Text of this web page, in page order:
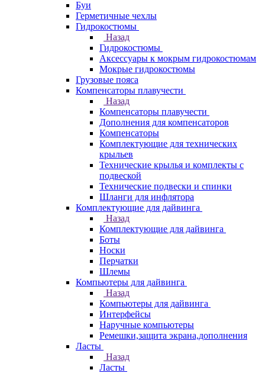
Буи
Герметичные чехлы
Гидрокостюмы
Назад
Гидрокостюмы
Аксессуары к мокрым гидрокостюмам
Мокрые гидрокостюмы
Грузовые пояса
Компенсаторы плавучести
Назад
Компенсаторы плавучести
Дополнения для компенсаторов
Компенсаторы
Комплектующие для технических
крыльев
Технические крылья и комплекты с
подвеской
Технические подвески и спинки
Шланги для инфлятора
Комплектующие для дайвинга
Назад
Комплектующие для дайвинга
Боты
Носки
Перчатки
Шлемы
Компьютеры для дайвинга
Назад
Компьютеры для дайвинга
Интерфейсы
Наручные компьютеры
Ремешки,защита экрана,дополнения
Ласты
Назад
Ласты